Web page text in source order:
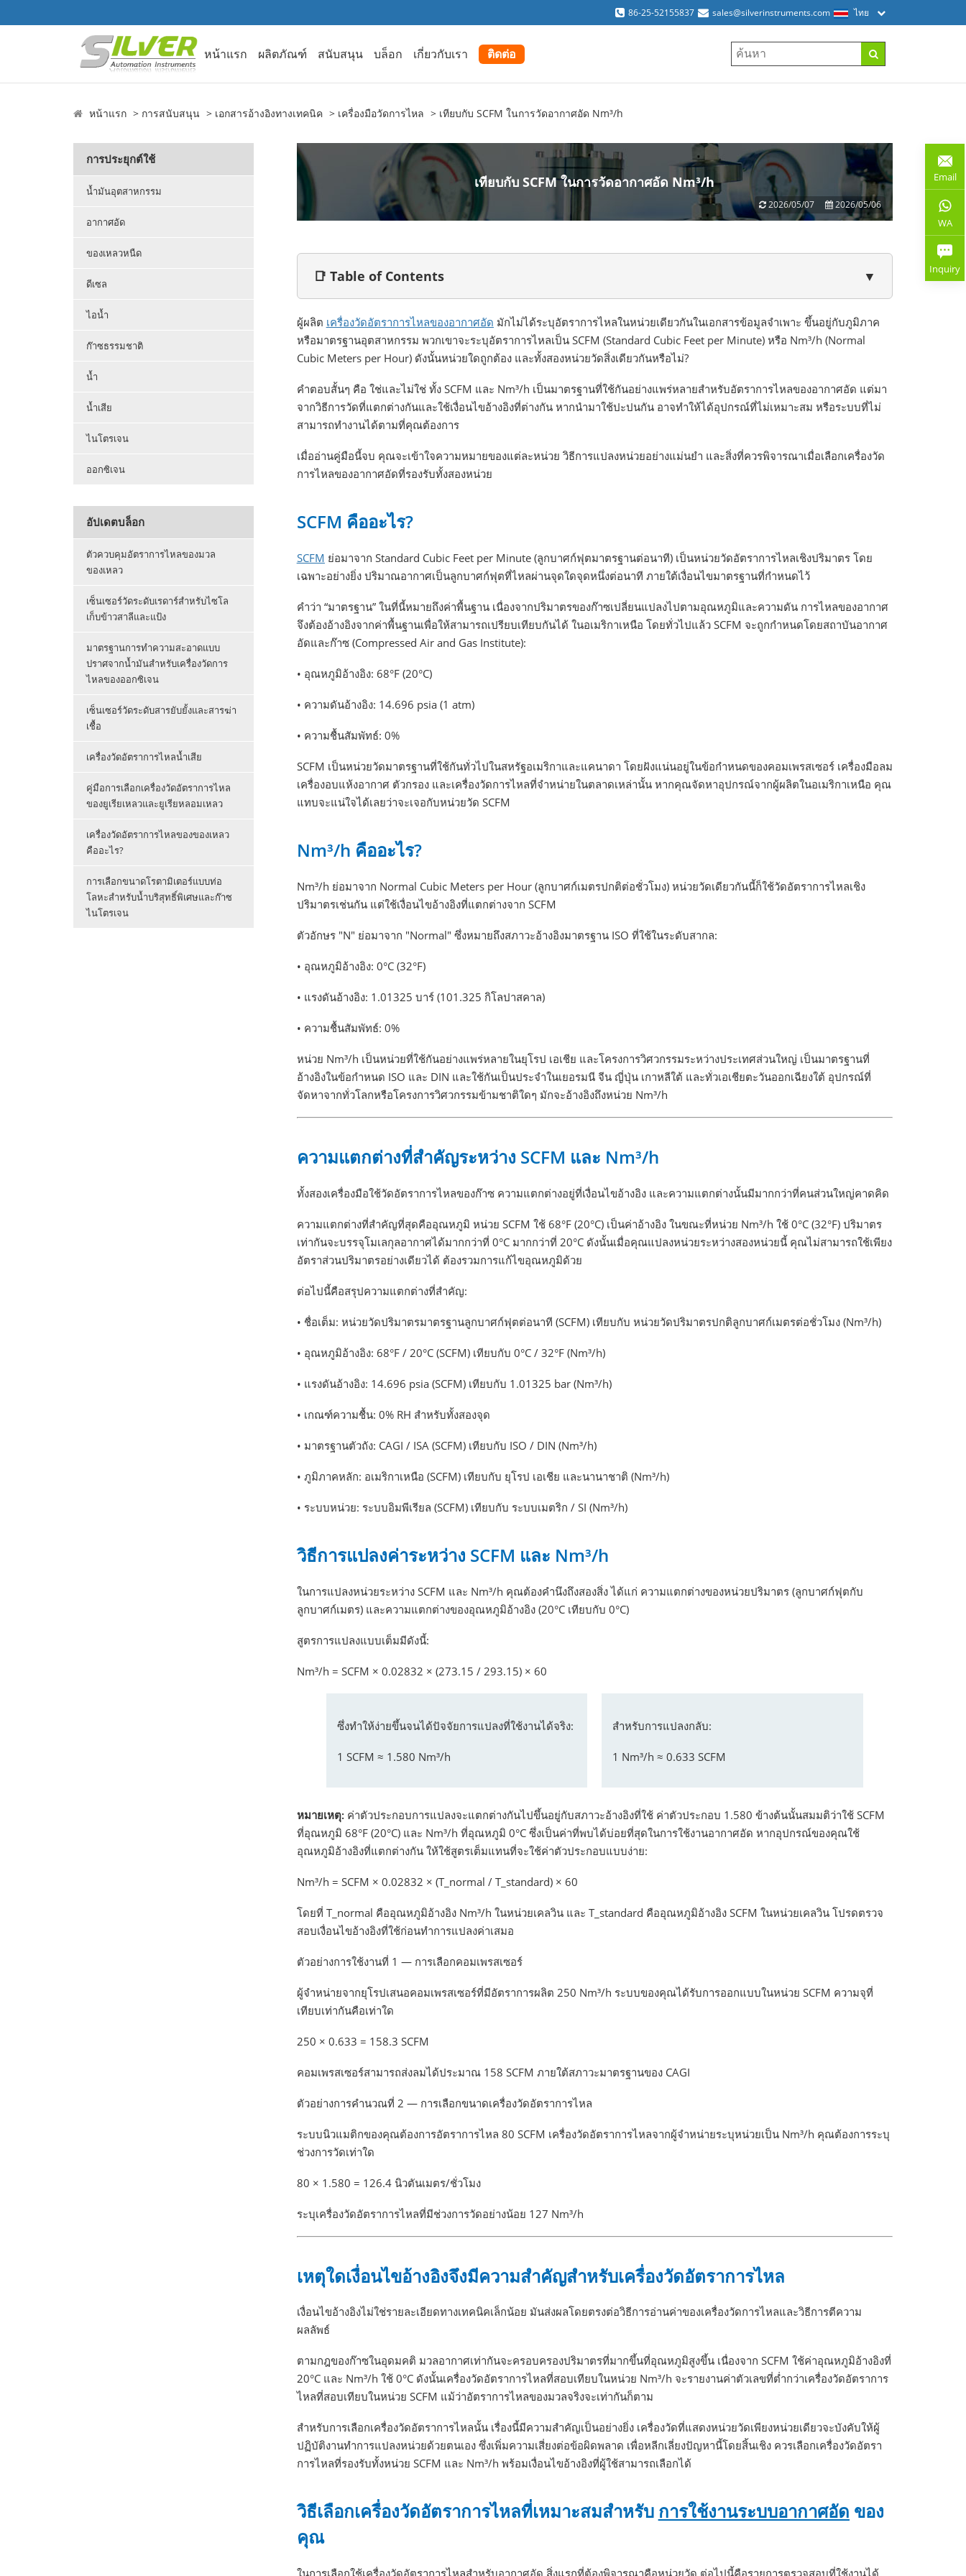
86-25-52155837 sales@silverinstruments.com ไทย
หน้าแรก ผลิตภัณฑ์ สนับสนุน บล็อก เกี่ยวกับเรา ติดต่อ
หน้าแรก การสนับสนุน เอกสารอ้างอิงทางเทคนิค เครื่องมือวัดการไหล เทียบกับ SCFM ในการวัดอากาศอัด Nm³/h
การประยุกต์ใช้
น้ำมันอุตสาหกรรม
อากาศอัด
ของเหลวหนืด
ดีเซล
ไอน้ำ
ก๊าซธรรมชาติ
น้ำ
น้ำเสีย
ไนโตรเจน
ออกซิเจน
อัปเดตบล็อก
ตัวควบคุมอัตราการไหลของมวล
ของเหลว
เซ็นเซอร์วัดระดับเรดาร์สำหรับไซโล
เก็บข้าวสาลีและแป้ง
มาตรฐานการทำความสะอาดแบบ
ปราศจากน้ำมันสำหรับเครื่องวัดการ
ไหลของออกซิเจน
เซ็นเซอร์วัดระดับสารยับยั้งและสารฆ่า
เชื้อ
เครื่องวัดอัตราการไหลน้ำเสีย
คู่มือการเลือกเครื่องวัดอัตราการไหล
ของยูเรียเหลวและยูเรียหลอมเหลว
เครื่องวัดอัตราการไหลของของเหลว
คืออะไร?
การเลือกขนาดโรตามิเตอร์แบบท่อ
โลหะสำหรับน้ำบริสุทธิ์พิเศษและก๊าซ
ไนโตรเจน
เทียบกับ SCFM ในการวัดอากาศอัด Nm³/h
2026/05/07 2026/05/06
📑 Table of Contents ▼
ผู้ผลิต เครื่องวัดอัตราการไหลของอากาศอัด มักไม่ได้ระบุอัตราการไหลในหน่วยเดียวกันในเอกสารข้อมูลจำเพาะ ขึ้นอยู่กับภูมิภาค
หรือมาตรฐานอุตสาหกรรม พวกเขาจะระบุอัตราการไหลเป็น SCFM (Standard Cubic Feet per Minute) หรือ Nm³/h (Normal
Cubic Meters per Hour) ดังนั้นหน่วยใดถูกต้อง และทั้งสองหน่วยวัดสิ่งเดียวกันหรือไม่?
คำตอบสั้นๆ คือ ใช่และไม่ใช่ ทั้ง SCFM และ Nm³/h เป็นมาตรฐานที่ใช้กันอย่างแพร่หลายสำหรับอัตราการไหลของอากาศอัด แต่มา
จากวิธีการวัดที่แตกต่างกันและใช้เงื่อนไขอ้างอิงที่ต่างกัน หากนำมาใช้ปะปนกัน อาจทำให้ได้อุปกรณ์ที่ไม่เหมาะสม หรือระบบที่ไม่
สามารถทำงานได้ตามที่คุณต้องการ
เมื่ออ่านคู่มือนี้จบ คุณจะเข้าใจความหมายของแต่ละหน่วย วิธีการแปลงหน่วยอย่างแม่นยำ และสิ่งที่ควรพิจารณาเมื่อเลือกเครื่องวัด
การไหลของอากาศอัดที่รองรับทั้งสองหน่วย
SCFM คืออะไร?
SCFM ย่อมาจาก Standard Cubic Feet per Minute (ลูกบาศก์ฟุตมาตรฐานต่อนาที) เป็นหน่วยวัดอัตราการไหลเชิงปริมาตร โดย
เฉพาะอย่างยิ่ง ปริมาณอากาศเป็นลูกบาศก์ฟุตที่ไหลผ่านจุดใดจุดหนึ่งต่อนาที ภายใต้เงื่อนไขมาตรฐานที่กำหนดไว้
คำว่า “มาตรฐาน” ในที่นี้หมายถึงค่าพื้นฐาน เนื่องจากปริมาตรของก๊าซเปลี่ยนแปลงไปตามอุณหภูมิและความดัน การไหลของอากาศ
จึงต้องอ้างอิงจากค่าพื้นฐานเพื่อให้สามารถเปรียบเทียบกันได้ ในอเมริกาเหนือ โดยทั่วไปแล้ว SCFM จะถูกกำหนดโดยสถาบันอากาศ
อัดและก๊าซ (Compressed Air and Gas Institute):
• อุณหภูมิอ้างอิง: 68°F (20°C)
• ความดันอ้างอิง: 14.696 psia (1 atm)
• ความชื้นสัมพัทธ์: 0%
SCFM เป็นหน่วยวัดมาตรฐานที่ใช้กันทั่วไปในสหรัฐอเมริกาและแคนาดา โดยฝังแน่นอยู่ในข้อกำหนดของคอมเพรสเซอร์ เครื่องมือลม
เครื่องอบแห้งอากาศ ตัวกรอง และเครื่องวัดการไหลที่จำหน่ายในตลาดเหล่านั้น หากคุณจัดหาอุปกรณ์จากผู้ผลิตในอเมริกาเหนือ คุณ
แทบจะแน่ใจได้เลยว่าจะเจอกับหน่วยวัด SCFM
Nm³/h คืออะไร?
Nm³/h ย่อมาจาก Normal Cubic Meters per Hour (ลูกบาศก์เมตรปกติต่อชั่วโมง) หน่วยวัดเดียวกันนี้ก็ใช้วัดอัตราการไหลเชิง
ปริมาตรเช่นกัน แต่ใช้เงื่อนไขอ้างอิงที่แตกต่างจาก SCFM
ตัวอักษร "N" ย่อมาจาก "Normal" ซึ่งหมายถึงสภาวะอ้างอิงมาตรฐาน ISO ที่ใช้ในระดับสากล:
• อุณหภูมิอ้างอิง: 0°C (32°F)
• แรงดันอ้างอิง: 1.01325 บาร์ (101.325 กิโลปาสคาล)
• ความชื้นสัมพัทธ์: 0%
หน่วย Nm³/h เป็นหน่วยที่ใช้กันอย่างแพร่หลายในยุโรป เอเชีย และโครงการวิศวกรรมระหว่างประเทศส่วนใหญ่ เป็นมาตรฐานที่
อ้างอิงในข้อกำหนด ISO และ DIN และใช้กันเป็นประจำในเยอรมนี จีน ญี่ปุ่น เกาหลีใต้ และทั่วเอเชียตะวันออกเฉียงใต้ อุปกรณ์ที่
จัดหาจากทั่วโลกหรือโครงการวิศวกรรมข้ามชาติใดๆ มักจะอ้างอิงถึงหน่วย Nm³/h
ความแตกต่างที่สำคัญระหว่าง SCFM และ Nm³/h
ทั้งสองเครื่องมือใช้วัดอัตราการไหลของก๊าซ ความแตกต่างอยู่ที่เงื่อนไขอ้างอิง และความแตกต่างนั้นมีมากกว่าที่คนส่วนใหญ่คาดคิด
ความแตกต่างที่สำคัญที่สุดคืออุณหภูมิ หน่วย SCFM ใช้ 68°F (20°C) เป็นค่าอ้างอิง ในขณะที่หน่วย Nm³/h ใช้ 0°C (32°F) ปริมาตร
เท่ากันจะบรรจุโมเลกุลอากาศได้มากกว่าที่ 0°C มากกว่าที่ 20°C ดังนั้นเมื่อคุณแปลงหน่วยระหว่างสองหน่วยนี้ คุณไม่สามารถใช้เพียง
อัตราส่วนปริมาตรอย่างเดียวได้ ต้องรวมการแก้ไขอุณหภูมิด้วย
ต่อไปนี้คือสรุปความแตกต่างที่สำคัญ:
• ชื่อเต็ม: หน่วยวัดปริมาตรมาตรฐานลูกบาศก์ฟุตต่อนาที (SCFM) เทียบกับ หน่วยวัดปริมาตรปกติลูกบาศก์เมตรต่อชั่วโมง (Nm³/h)
• อุณหภูมิอ้างอิง: 68°F / 20°C (SCFM) เทียบกับ 0°C / 32°F (Nm³/h)
• แรงดันอ้างอิง: 14.696 psia (SCFM) เทียบกับ 1.01325 bar (Nm³/h)
• เกณฑ์ความชื้น: 0% RH สำหรับทั้งสองจุด
• มาตรฐานตัวถัง: CAGI / ISA (SCFM) เทียบกับ ISO / DIN (Nm³/h)
• ภูมิภาคหลัก: อเมริกาเหนือ (SCFM) เทียบกับ ยุโรป เอเชีย และนานาชาติ (Nm³/h)
• ระบบหน่วย: ระบบอิมพีเรียล (SCFM) เทียบกับ ระบบเมตริก / SI (Nm³/h)
วิธีการแปลงค่าระหว่าง SCFM และ Nm³/h
ในการแปลงหน่วยระหว่าง SCFM และ Nm³/h คุณต้องคำนึงถึงสองสิ่ง ได้แก่ ความแตกต่างของหน่วยปริมาตร (ลูกบาศก์ฟุตกับ
ลูกบาศก์เมตร) และความแตกต่างของอุณหภูมิอ้างอิง (20°C เทียบกับ 0°C)
สูตรการแปลงแบบเต็มมีดังนี้:
Nm³/h = SCFM × 0.02832 × (273.15 / 293.15) × 60
ซึ่งทำให้ง่ายขึ้นจนได้ปัจจัยการแปลงที่ใช้งานได้จริง:
1 SCFM ≈ 1.580 Nm³/h
สำหรับการแปลงกลับ:
1 Nm³/h ≈ 0.633 SCFM
หมายเหตุ: ค่าตัวประกอบการแปลงจะแตกต่างกันไปขึ้นอยู่กับสภาวะอ้างอิงที่ใช้ ค่าตัวประกอบ 1.580 ข้างต้นนั้นสมมติว่าใช้ SCFM
ที่อุณหภูมิ 68°F (20°C) และ Nm³/h ที่อุณหภูมิ 0°C ซึ่งเป็นค่าที่พบได้บ่อยที่สุดในการใช้งานอากาศอัด หากอุปกรณ์ของคุณใช้
อุณหภูมิอ้างอิงที่แตกต่างกัน ให้ใช้สูตรเต็มแทนที่จะใช้ค่าตัวประกอบแบบง่าย:
Nm³/h = SCFM × 0.02832 × (T_normal / T_standard) × 60
โดยที่ T_normal คืออุณหภูมิอ้างอิง Nm³/h ในหน่วยเคลวิน และ T_standard คืออุณหภูมิอ้างอิง SCFM ในหน่วยเคลวิน โปรดตรวจ
สอบเงื่อนไขอ้างอิงที่ใช้ก่อนทำการแปลงค่าเสมอ
ตัวอย่างการใช้งานที่ 1 — การเลือกคอมเพรสเซอร์
ผู้จำหน่ายจากยุโรปเสนอคอมเพรสเซอร์ที่มีอัตราการผลิต 250 Nm³/h ระบบของคุณได้รับการออกแบบในหน่วย SCFM ความจุที่
เทียบเท่ากันคือเท่าใด
250 × 0.633 = 158.3 SCFM
คอมเพรสเซอร์สามารถส่งลมได้ประมาณ 158 SCFM ภายใต้สภาวะมาตรฐานของ CAGI
ตัวอย่างการคำนวณที่ 2 — การเลือกขนาดเครื่องวัดอัตราการไหล
ระบบนิวแมติกของคุณต้องการอัตราการไหล 80 SCFM เครื่องวัดอัตราการไหลจากผู้จำหน่ายระบุหน่วยเป็น Nm³/h คุณต้องการระบุ
ช่วงการวัดเท่าใด
80 × 1.580 = 126.4 นิวตันเมตร/ชั่วโมง
ระบุเครื่องวัดอัตราการไหลที่มีช่วงการวัดอย่างน้อย 127 Nm³/h
เหตุใดเงื่อนไขอ้างอิงจึงมีความสำคัญสำหรับเครื่องวัดอัตราการไหล
เงื่อนไขอ้างอิงไม่ใช่รายละเอียดทางเทคนิคเล็กน้อย มันส่งผลโดยตรงต่อวิธีการอ่านค่าของเครื่องวัดการไหลและวิธีการตีความ
ผลลัพธ์
ตามกฎของก๊าซในอุดมคติ มวลอากาศเท่ากันจะครอบครองปริมาตรที่มากขึ้นที่อุณหภูมิสูงขึ้น เนื่องจาก SCFM ใช้ค่าอุณหภูมิอ้างอิงที่
20°C และ Nm³/h ใช้ 0°C ดังนั้นเครื่องวัดอัตราการไหลที่สอบเทียบในหน่วย Nm³/h จะรายงานค่าตัวเลขที่ต่ำกว่าเครื่องวัดอัตราการ
ไหลที่สอบเทียบในหน่วย SCFM แม้ว่าอัตราการไหลของมวลจริงจะเท่ากันก็ตาม
สำหรับการเลือกเครื่องวัดอัตราการไหลนั้น เรื่องนี้มีความสำคัญเป็นอย่างยิ่ง เครื่องวัดที่แสดงหน่วยวัดเพียงหน่วยเดียวจะบังคับให้ผู้
ปฏิบัติงานทำการแปลงหน่วยด้วยตนเอง ซึ่งเพิ่มความเสี่ยงต่อข้อผิดพลาด เพื่อหลีกเลี่ยงปัญหานี้โดยสิ้นเชิง ควรเลือกเครื่องวัดอัตรา
การไหลที่รองรับทั้งหน่วย SCFM และ Nm³/h พร้อมเงื่อนไขอ้างอิงที่ผู้ใช้สามารถเลือกได้
วิธีเลือกเครื่องวัดอัตราการไหลที่เหมาะสมสำหรับ การใช้งานระบบอากาศอัด ของ
คุณ
Email
WA
Inquiry